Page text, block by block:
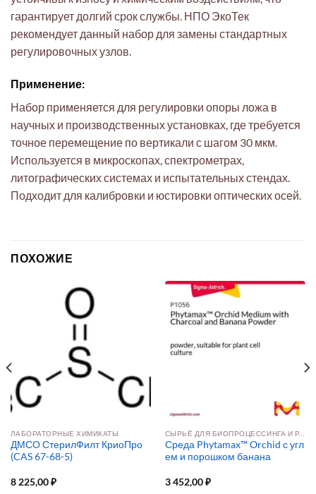
гарантирует долгий срок службы. НПО ЭкоТек
рекомендует данный набор для замены стандартных
регулировочных узлов.
Применение:
Набор применяется для регулировки опоры ложа в
научных и производственных установках, где требуется
точное перемещение по вертикали с шагом 30 мкм.
Используется в микроскопах, спектрометрах,
литографических системах и испытательных стендах.
Подходит для калибровки и юстировки оптических осей.
ПОХОЖИЕ
ЛАБОРАТОРНЫЕ ХИМИКАТЫ
ДМСО СтерилФилт КриоПро
(CAS 67-68-5)
8 225,00₽
Среда Phytamax™ Orchid с угл
ем и порошком банана
3 452,00₽